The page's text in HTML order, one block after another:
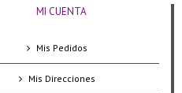
MI CUENTA
Mis Pedidos
Mis Direcciones